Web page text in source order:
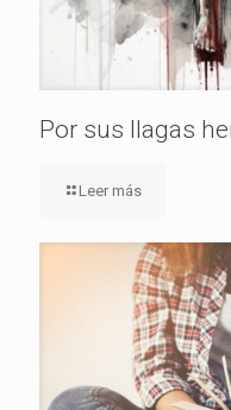
Por sus llagas
Leer más